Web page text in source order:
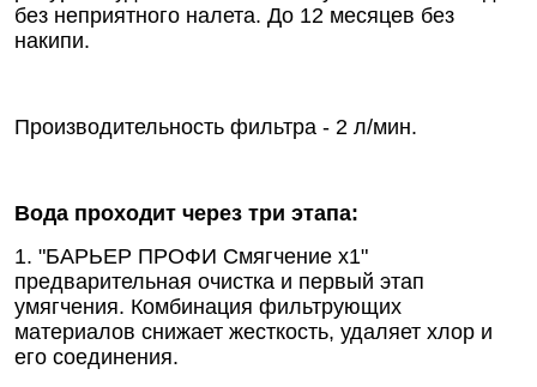
без неприятного налета. До 12 месяцев без
накипи.
Производительность фильтра - 2 л/мин.
Вода проходит через три этапа:
1. "БАРЬЕР ПРОФИ Смягчение х1"
предварительная очистка и первый этап
умягчения. Комбинация фильтрующих
материалов снижает жесткость, удаляет хлор и
его соединения.